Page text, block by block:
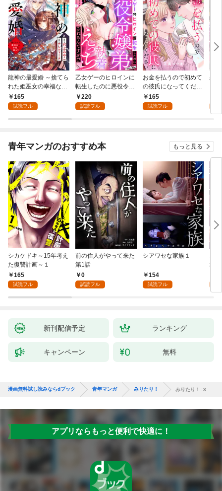
龍神の最愛婚 ～捨てら
れた姫巫女の幸福な嫁
入り～: 1
165
試読フル
乙女ゲーのヒロインに
転生したのに悪役令嬢
の弟（攻略対象外）に
執着えっちされるんで
220
試読フル
お金を払うので初めて
の彼氏になってくださ
い: 1
165
試読フル
恋
青年マンガのおすすめ本 もっと見る
シカケドキ～15年考え
た復讐計画～１
165
試読フル
前の住人がやって来た
第1話
0
試読フル
シアワセな家族１
154
試読フル
地
新刊配信予定 ランキング
キャンペーン 無料
漫画無料試し読みならdブック 青年マンガ みりたり！ みりたり！: 3
アプリならもっと便利で快適に！